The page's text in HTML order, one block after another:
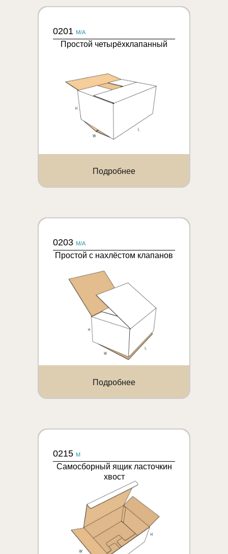
0201 M/A
Простой четырёхклапанный
Подробнее
0203 M/A
Простой с нахлёстом клапанов
Подробнее
0215 M
Самосборный ящик ласточкин
хвост